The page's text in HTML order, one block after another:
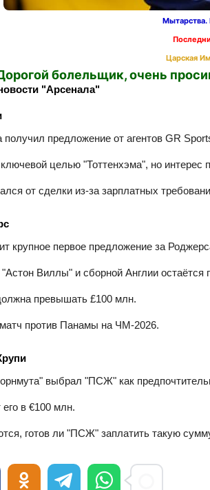
Мытарства.
Царская
болельщик, очень
"Арсенала"
получил предложение от агентов GR
ключевой целью "Тоттенхэма", но
от сделки из‑за зарплатных
крупное первое предложение за
"Астон Виллы" и сборной Англии
превышать £100 млн.
против Панамы на ЧМ‑2026.
выбрал "ПСЖ" как
в €100 млн.
готов ли "ПСЖ" заплатить такую